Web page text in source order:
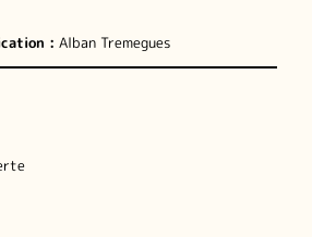
: Alban Tremegues